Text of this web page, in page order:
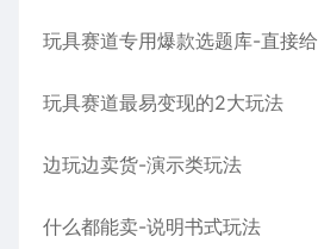
玩具赛道专用爆款选题库-直接给
玩具赛道最易变现的2大玩法
边玩边卖货-演示类玩法
什么都能卖-说明书式玩法